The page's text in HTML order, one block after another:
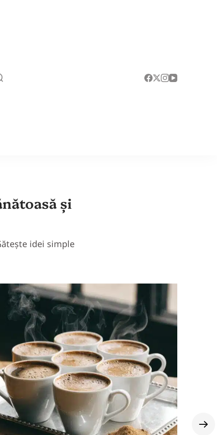
și
idei simple